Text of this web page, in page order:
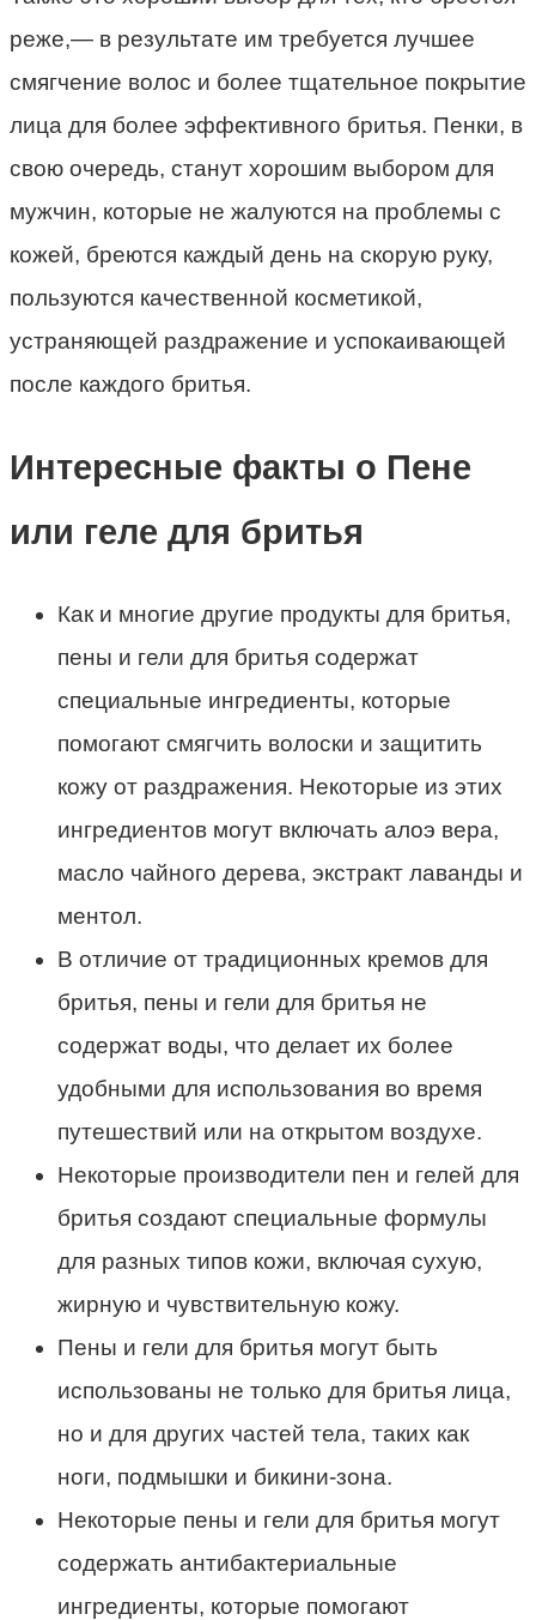
реже,— в результате им требуется лучшее
смягчение волос и более тщательное покрытие
лица для более эффективного бритья. Пенки, в
свою очередь, станут хорошим выбором для
мужчин, которые не жалуются на проблемы с
кожей, бреются каждый день на скорую руку,
пользуются качественной косметикой,
устраняющей раздражение и успокаивающей
после каждого бритья.
Интересные факты о Пене
или геле для бритья
Как и многие другие продукты для бритья,
пены и гели для бритья содержат
специальные ингредиенты, которые
помогают смягчить волоски и защитить
кожу от раздражения. Некоторые из этих
ингредиентов могут включать алоэ вера,
масло чайного дерева, экстракт лаванды и
ментол.
В отличие от традиционных кремов для
бритья, пены и гели для бритья не
содержат воды, что делает их более
удобными для использования во время
путешествий или на открытом воздухе.
Некоторые производители пен и гелей для
бритья создают специальные формулы
для разных типов кожи, включая сухую,
жирную и чувствительную кожу.
Пены и гели для бритья могут быть
использованы не только для бритья лица,
но и для других частей тела, таких как
ноги, подмышки и бикини-зона.
Некоторые пены и гели для бритья могут
содержать антибактериальные
ингредиенты, которые помогают